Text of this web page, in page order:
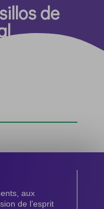
de
aux
de l’esprit